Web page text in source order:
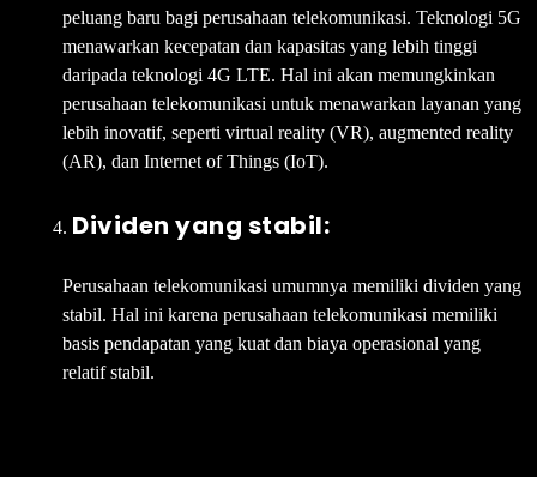
peluang baru bagi perusahaan telekomunikasi. Teknologi 5G
menawarkan kecepatan dan kapasitas yang lebih tinggi
daripada teknologi 4G LTE. Hal ini akan memungkinkan
perusahaan telekomunikasi untuk menawarkan layanan yang
lebih inovatif, seperti virtual reality (VR), augmented reality
(AR), dan Internet of Things (IoT).
Dividen yang stabil:
Perusahaan telekomunikasi umumnya memiliki dividen yang
stabil. Hal ini karena perusahaan telekomunikasi memiliki
basis pendapatan yang kuat dan biaya operasional yang
relatif stabil.